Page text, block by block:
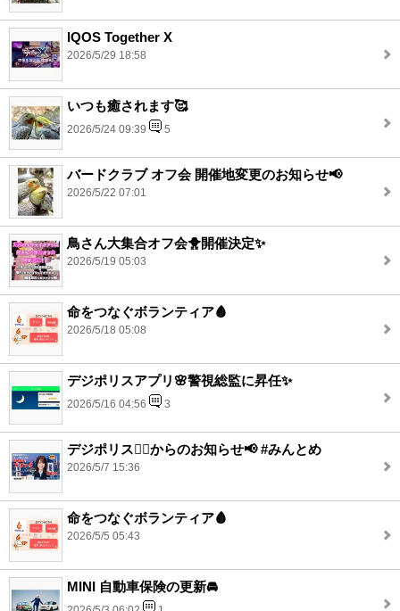
IQOS Together X
2026/5/29 18:58
いつも癒されます🥰
2026/5/24 09:39 5
バードクラブ オフ会 開催地変更のお知らせ📢
2026/5/22 07:01
鳥さん大集合オフ会🐥開催決定✨
2026/5/19 05:03
命をつなぐボランティア🩸
2026/5/18 05:08
デジポリスアプリ🌸警視総監に昇任✨
2026/5/16 04:56 3
デジポリス👮‍♂️からのお知らせ📢 #みんとめ
2026/5/7 15:36
命をつなぐボランティア🩸
2026/5/5 05:43
MINI 自動車保険の更新🚘